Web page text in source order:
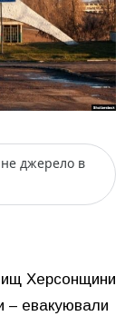
джерело в
Херсонщини
– евакуювали